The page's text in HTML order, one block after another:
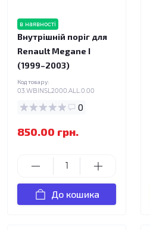
в наявності
Внутрішній поріг для
Renault Megane I
(1999–2003)
Код товару:
03.WBINSL2000.ALL.0.00
0
850.00 грн.
До кошика